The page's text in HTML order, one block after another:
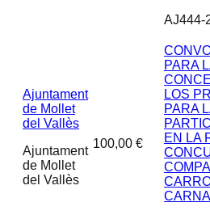
AJ444-
Ajuntament
de Mollet
del Vallès
Ajuntament
de Mollet
del Vallès
100,00 €
PARA
LOS
PARA
EN LA